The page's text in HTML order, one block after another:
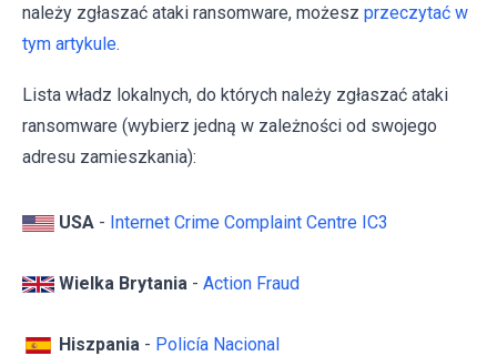
należy zgłaszać ataki ransomware, możesz przeczytać w
tym artykule.
Lista władz lokalnych, do których należy zgłaszać ataki
ransomware (wybierz jedną w zależności od swojego
adresu zamieszkania):
USA - Internet Crime Complaint Centre IC3
Wielka Brytania - Action Fraud
Hiszpania - Policía Nacional